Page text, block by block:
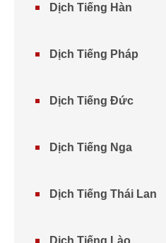
Dịch Tiếng Hàn
Dịch Tiếng Pháp
Dịch Tiếng Đức
Dịch Tiếng Nga
Dịch Tiếng Thái Lan
Dịch Tiếng Lào